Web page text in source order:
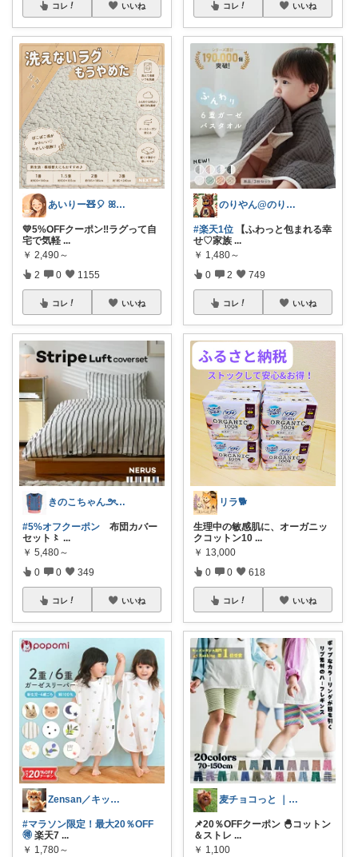
コレ いいね
あいりー🧸🎈 ꕤ毎日を快適にꕤ
💛5%OFFクーポン‼️ラグって自
宅で気軽 ...
￥ 2,490～
2 0 1155
コレ いいね
きのこちゃん౨ৎかわいい雑貨
#5%オフクーポン 布団カバー
セット〻 ...
￥ 5,480～
0 0 349
コレ いいね
Zensan／キッズ☆ベビーROOM
#マラソン限定！最大20％OFF
🉐 楽天7 ...
￥ 1,780～
コレ いいね
のりやん@のりやんフィギュアを探せ開催中
#楽天1位 【ふわっと包まれる幸
せ♡家族 ...
￥ 1,480～
0 2 749
コレ いいね
リラ🐕
生理中の敏感肌に、オーガニッ
クコットン10 ...
￥ 13,000
0 0 618
コレ いいね
麦チョコっと ｜ キッズ＆ベビー 夏
📌20％OFFクーポン 🐣コットン
＆ストレ ...
￥ 1,100